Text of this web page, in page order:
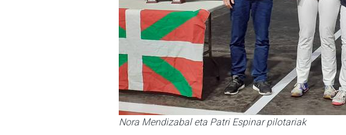
Nora Mendizabal eta Patri Espinar pilotariak